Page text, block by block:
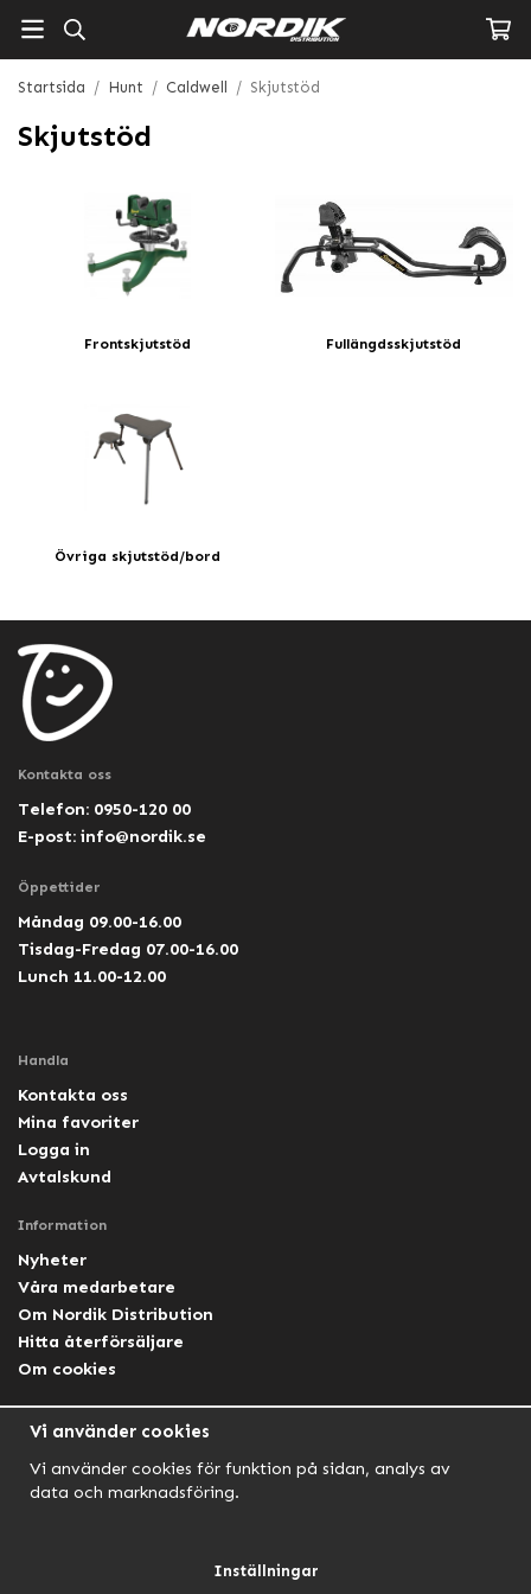
Startsida / Hunt / Caldwell / Skjutstöd
Skjutstöd
Frontskjutstöd Fullängdsskjutstöd
Övriga skjutstöd/bord
Kontakta oss
Telefon: 0950-120 00
E-post: info@nordik.se
Öppettider
Måndag 09.00-16.00
Tisdag-Fredag 07.00-16.00
Lunch 11.00-12.00
Handla
Kontakta oss
Mina favoriter
Logga in
Avtalskund
Information
Nyheter
Våra medarbetare
Om Nordik Distribution
Hitta återförsäljare
Om cookies
Facebook Lightforce Sweden
Vi använder cookies
Vi använder cookies för funktion på sidan, analys av
data och marknadsföring.
Inställningar